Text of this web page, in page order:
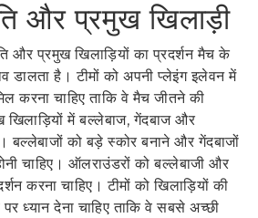
और प्रमुख खिलाड़ी
और प्रमुख खिलाड़ियों का प्रदर्शन मैच के
डालता है। टीमों को अपनी प्लेइंग इलेवन में
करना चाहिए ताकि वे मैच जीतने की
में बल्लेबाज, गेंदबाज और
बल्लेबाजों को बड़े स्कोर बनाने और गेंदबाजों
चाहिए। ऑलराउंडरों को बल्लेबाजी और
करना चाहिए। टीमों को खिलाड़ियों की
ध्यान देना चाहिए ताकि वे सबसे अच्छी